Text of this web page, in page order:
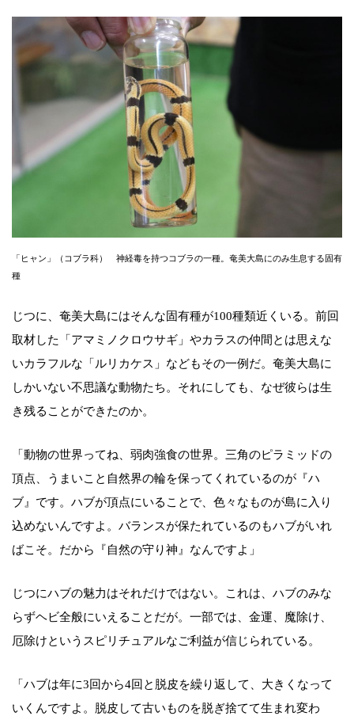
「ヒャン」（コブラ科） 神経毒を持つコブラの一種。奄美大島にのみ生息する固有
種
じつに、奄美大島にはそんな固有種が100種類近くいる。前回
取材した「アマミノクロウサギ」やカラスの仲間とは思えな
いカラフルな「ルリカケス」などもその一例だ。奄美大島に
しかいない不思議な動物たち。それにしても、なぜ彼らは生
き残ることができたのか。
「動物の世界ってね、弱肉強食の世界。三角のピラミッドの
頂点、うまいこと自然界の輪を保ってくれているのが『ハ
ブ』です。ハブが頂点にいることで、色々なものが島に入り
込めないんですよ。バランスが保たれているのもハブがいれ
ばこそ。だから『自然の守り神』なんですよ」
じつにハブの魅力はそれだけではない。これは、ハブのみな
らずヘビ全般にいえることだが。一部では、金運、魔除け、
厄除けというスピリチュアルなご利益が信じられている。
「ハブは年に3回から4回と脱皮を繰り返して、大きくなって
いくんですよ。脱皮して古いものを脱ぎ捨てて生まれ変わ